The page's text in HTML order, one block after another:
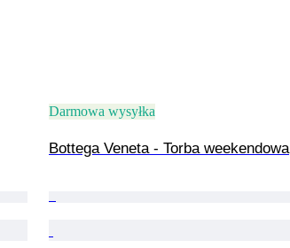
Darmowa wysyłka
Bottega Veneta - Torba weekendowa